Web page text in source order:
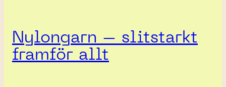
Nylongarn – slitstarkt
framför allt